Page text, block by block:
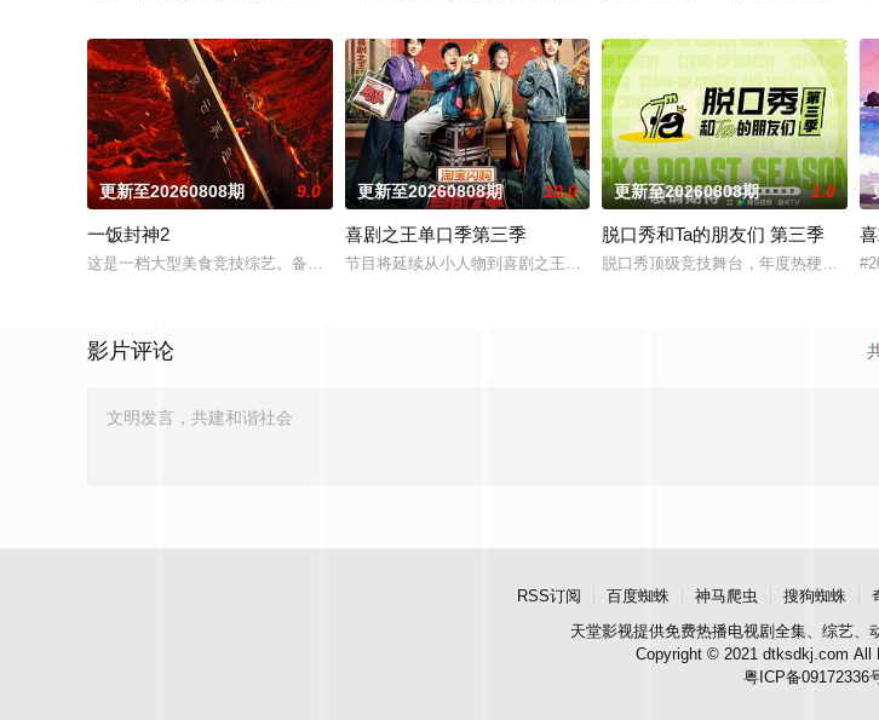
更新至20260808期 9.0
一饭封神2
这是一档大型美食竞技综艺。备受观众期待的“封神厨房”再度启幕，从厨艺竞技进化为“点燃城市与大众味蕾的内容
更新至20260808期 10.0
喜剧之王单口季第三季
节目将延续从小人物到喜剧之王的故事，汇聚来自全国各地脱口秀俱乐部的
更新至20260808期 1.0
脱口秀和Ta的朋友们 第三季
脱口秀顶级竞技舞台，年度热梗发源地
影片评论
RSS订阅 百度蜘蛛 神马爬虫 搜狗蜘蛛
天堂影视提供免费热播电视剧全集、综艺、
Copyright © 2021 dtksdkj.com All
粤ICP备09172336